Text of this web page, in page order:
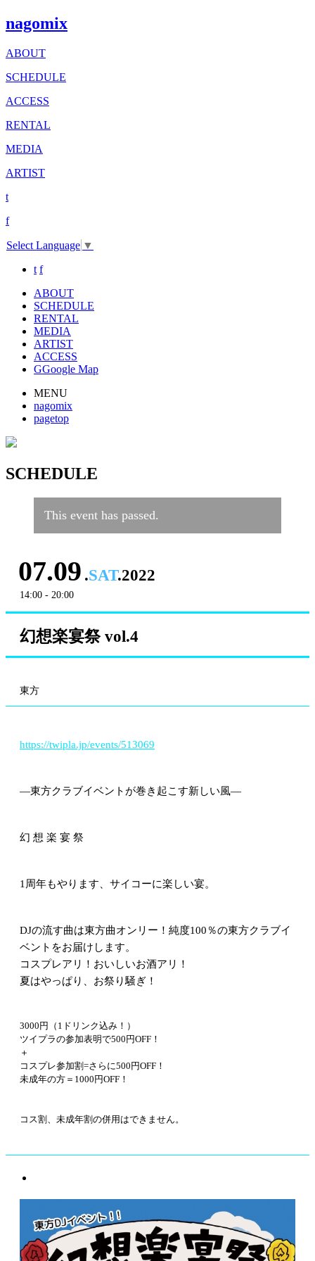
nagomix
ABOUT
SCHEDULE
ACCESS
RENTAL
MEDIA
ARTIST
t
f
Select Language ▼
t f
ABOUT
SCHEDULE
RENTAL
MEDIA
ARTIST
ACCESS
GGoogle Map
MENU
nagomix
pagetop
SCHEDULE
This event has passed.
07.09 .SAT.2022
14:00 - 20:00
幻想楽宴祭 vol.4
東方
https://twipla.jp/events/513069
—東方クラブイベントが巻き起こす新しい風—
幻 想 楽 宴 祭
1周年もやります、サイコーに楽しい宴。
DJの流す曲は東方曲オンリー！純度100％の東方クラブイ
ベントをお届けします。
コスプレアリ！おいしいお酒アリ！
夏はやっぱり、お祭り騒ぎ！
3000円（1ドリンク込み！）
ツイプラの参加表明で500円OFF！
＋
コスプレ参加割=さらに500円OFF！
未成年の方＝1000円OFF！
コス割、未成年割の併用はできません。